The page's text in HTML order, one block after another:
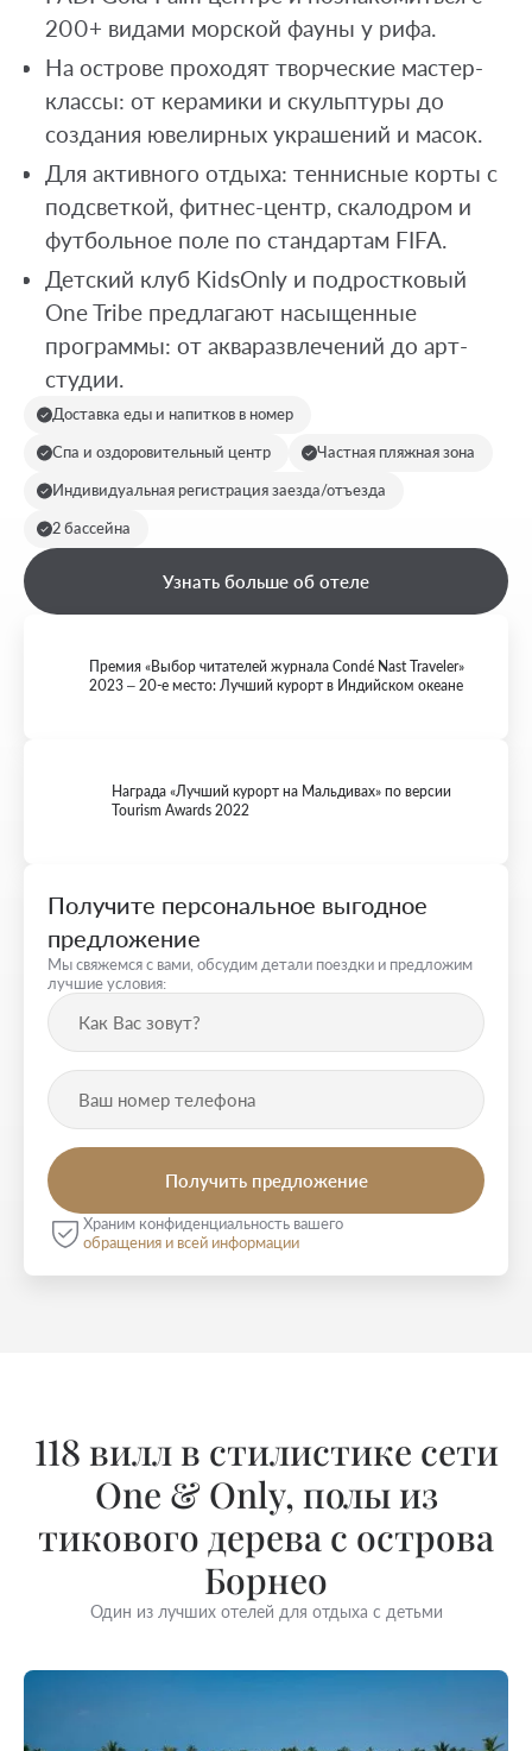
200+ видами морской фауны у рифа.
На острове проходят творческие мастер-
классы: от керамики и скульптуры до
создания ювелирных украшений и масок.
Для активного отдыха: теннисные корты с
подсветкой, фитнес-центр, скалодром и
футбольное поле по стандартам FIFA.
Детский клуб KidsOnly и подростковый
One Tribe предлагают насыщенные
программы: от акваразвлечений до арт-
студии.
Доставка еды и напитков в номер
Спа и оздоровительный центр
Частная пляжная зона
Индивидуальная регистрация заезда/отъезда
2 бассейна
Узнать больше об отеле
Премия «Выбор читателей журнала Condé Nast Traveler»
2023 – 20-е место: Лучший курорт в Индийском океане
Награда «Лучший курорт на Мальдивах» по версии
Tourism Awards 2022
Получите персональное выгодное
предложение
Мы свяжемся с вами, обсудим детали поездки и предложим
лучшие условия:
Храним конфиденциальность вашего
обращения и всей информации
118 вилл в стилистике сети
One & Only, полы из
тикового дерева с острова
Борнео
Один из лучших отелей для отдыха с детьми